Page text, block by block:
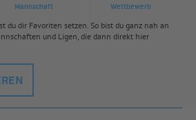
Mannschaft Wettbewerb
du dir Favoriten setzen. So bist du ganz nah an
und Ligen, die dann direkt hier